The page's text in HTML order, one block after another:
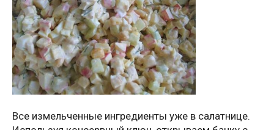
Все измельченные ингредиенты уже в салатнице.